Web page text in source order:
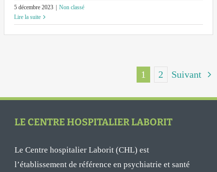
5 décembre 2023 | Non classé
Lire la suite
1 2 Suivant
LE CENTRE HOSPITALIER LABORIT
Le Centre hospitalier Laborit (CHL) est
l’établissement de référence en psychiatrie et santé